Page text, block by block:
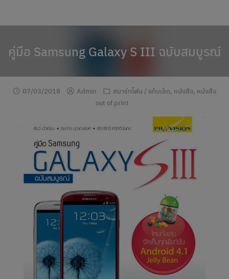
คู่มือ Samsung Galaxy S III ฉบับสมบูรณ์
07/03/2018 Admin สมาร์ทโฟน / แท็บเล็ต, หนังสือ, หนังสือ
out of print